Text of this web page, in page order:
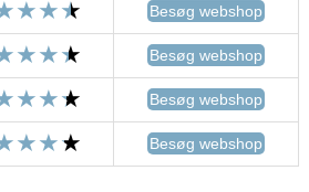
Besøg webshop
Besøg webshop
Besøg webshop
Besøg webshop